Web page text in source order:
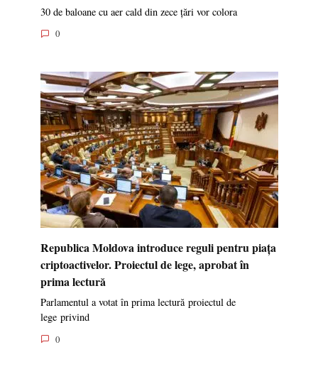
30 de baloane cu aer cald din zece țări vor colora
0
Republica Moldova introduce reguli pentru piața
criptoactivelor. Proiectul de lege, aprobat în
prima lectură
Parlamentul a votat în prima lectură proiectul de
lege privind
0